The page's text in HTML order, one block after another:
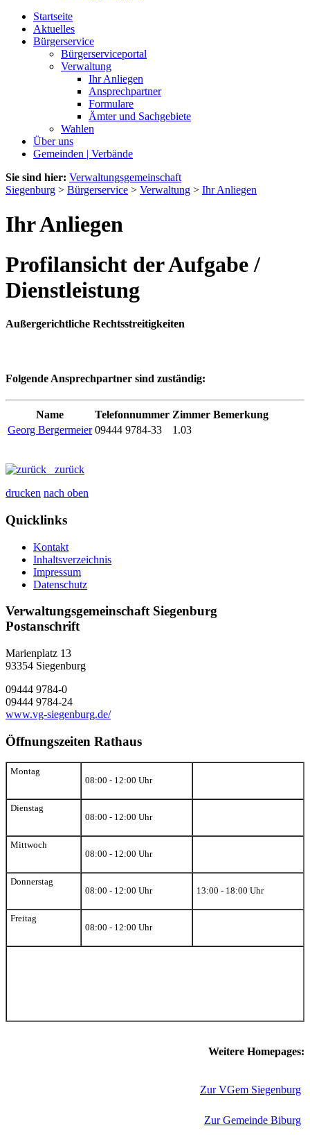
Startseite
Aktuelles
Bürgerservice
Bürgerserviceportal
Verwaltung
Ihr Anliegen
Ansprechpartner
Formulare
Ämter und Sachgebiete
Wahlen
Über uns
Gemeinden | Verbände
Sie sind hier: Verwaltungsgemeinschaft
Siegenburg > Bürgerservice > Verwaltung > Ihr Anliegen
Ihr Anliegen
Profilansicht der Aufgabe /
Dienstleistung
Außergerichtliche Rechtsstreitigkeiten
Folgende Ansprechpartner sind zuständig:
Name Telefonnummer Zimmer Bemerkung
Georg Bergermeier 09444 9784-33 1.03
zurück
drucken nach oben
Quicklinks
Kontakt
Inhaltsverzeichnis
Impressum
Datenschutz
Verwaltungsgemeinschaft Siegenburg
Postanschrift
Marienplatz 13
93354 Siegenburg
09444 9784-0
09444 9784-24
www.vg-siegenburg.de/
Öffnungszeiten Rathaus
Montag
08:00 - 12:00 Uhr
Dienstag
08:00 - 12:00 Uhr
Mittwoch
08:00 - 12:00 Uhr
Donnerstag
08:00 - 12:00 Uhr
13:00 - 18:00 Uhr
Freitag
08:00 - 12:00 Uhr
Weitere Homepages:
Zur VGem Siegenburg
Zur Gemeinde Biburg